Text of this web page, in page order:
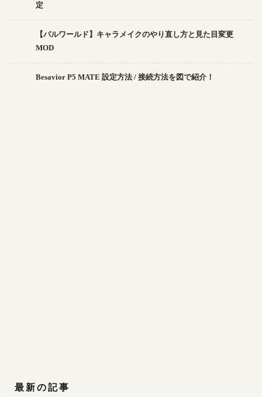
定
【パルワールド】キャラメイクのやり直し方と見た目変更
MOD
Besavior P5 MATE 設定方法 / 接続方法を図で紹介！
最新の記事